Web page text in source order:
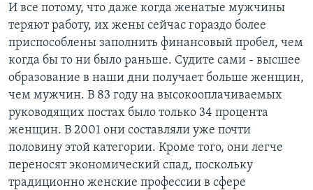
И все потому, что даже когда женатые мужчины
теряют работу, их жены сейчас гораздо более
приспособлены заполнить финансовый пробел, чем
когда бы то ни было раньше. Судите сами - высшее
образование в наши дни получает больше женщин,
чем мужчин. В 83 году на высокооплачиваемых
руководящих постах было только 34 процента
женщин. В 2001 они составляли уже почти
половину этой категории. Кроме того, они легче
переносят экономический спад, поскольку
традиционно женские профессии в сфере